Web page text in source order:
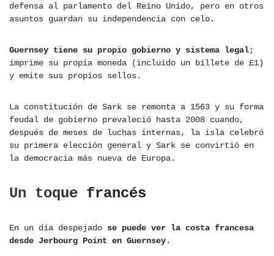
defensa al parlamento del Reino Unido, pero en otros
asuntos guardan su independencia con celo.
Guernsey tiene su propio gobierno y sistema legal;
imprime su propia moneda (incluido un billete de £1)
y emite sus propios sellos.
La constitución de Sark se remonta a 1563 y su forma
feudal de gobierno prevaleció hasta 2008 cuando,
después de meses de luchas internas, la isla celebró
su primera elección general y Sark se convirtió en
la democracia más nueva de Europa.
Un toque francés
En un día despejado se puede ver la costa francesa
desde Jerbourg Point en Guernsey.